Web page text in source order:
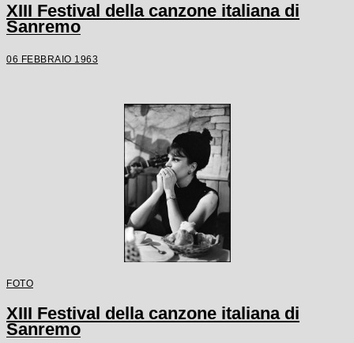
XIII Festival della canzone italiana di
Sanremo
06 FEBBRAIO 1963
FOTO
XIII Festival della canzone italiana di
Sanremo